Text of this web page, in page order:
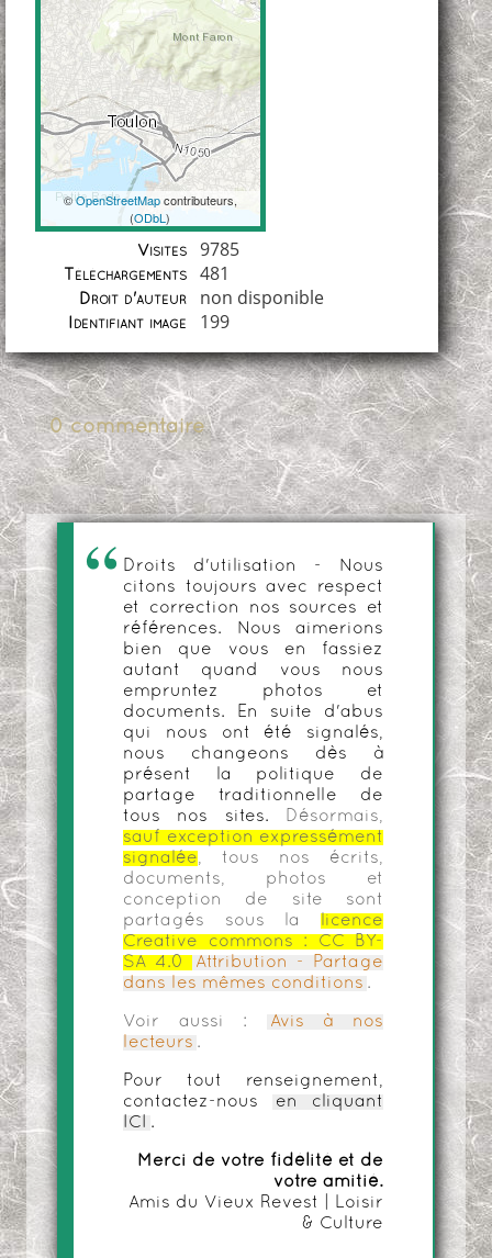
Coordonnées
©OpenStreetMapcontributeurs,
(ODbL)
Visites 9785
Téléchargements 481
Droit d'auteur non disponible
Identifiant image 199
0 commentaire
Droits d'utilisation - Nous
citons toujours avec respect
et correction nos sources et
références. Nous aimerions
bien que vous en fassiez
autant quand vous nous
empruntez photos et
documents. En suite d'abus
qui nous ont été signalés,
nous changeons dès à
présent la politique de
partage traditionnelle de
tous nos sites.
Désormais,
sauf exception expressément
signalée, tous nos écrits,
documents, photos et
conception de site sont
partagés sous la
licence
Creative commons :
CC BY-
SA 4.0
Attribution - Partage
dans les mêmes conditions .
Voir aussi :
Avis à nos
lecteurs .
Pour tout renseignement,
contactez-nous
en cliquant
ICI
.
Merci de votre fidélité et de
votre amitié.
Amis du Vieux Revest | Loisir
& Culture